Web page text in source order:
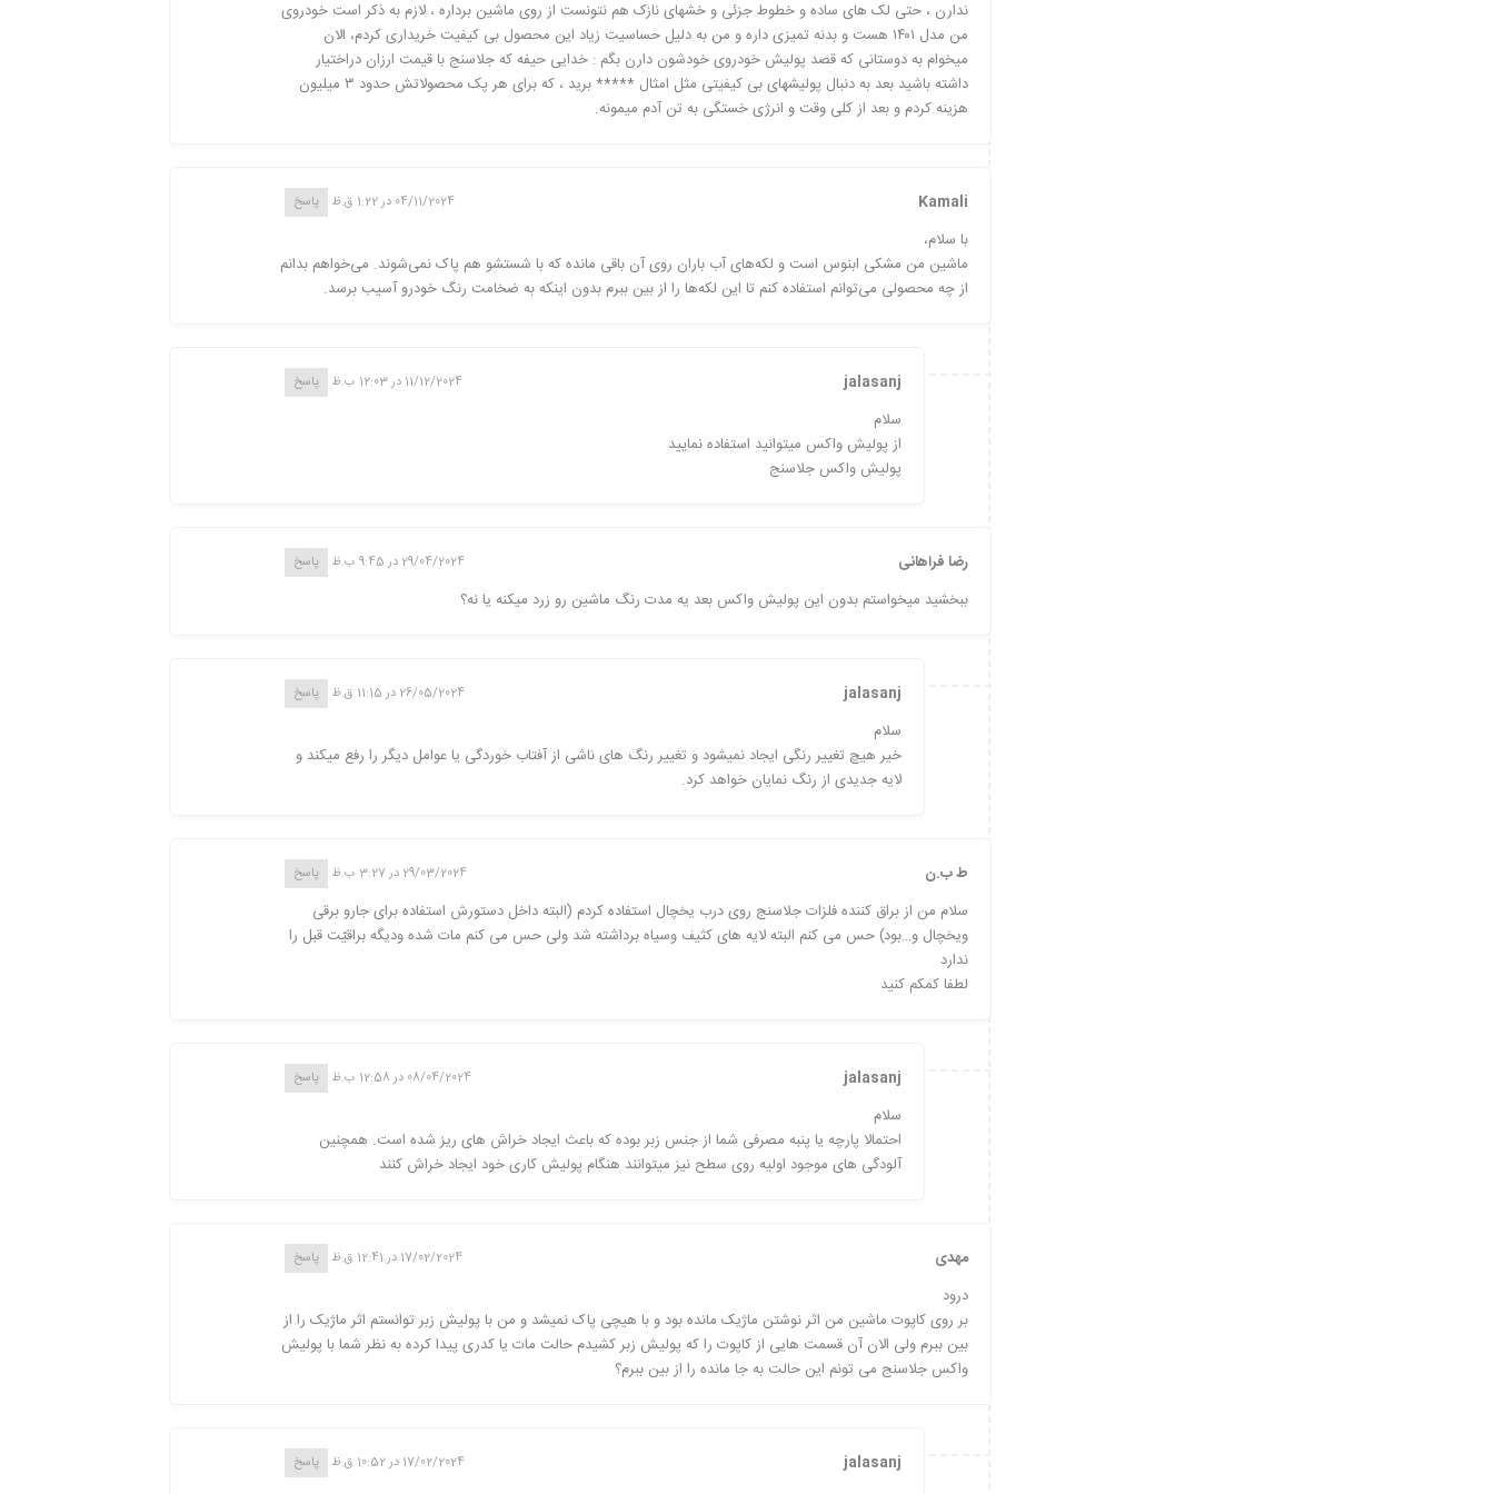
ندارن ، حتی لک های ساده و خطوط جزئی و خشهای نازک هم نتونست از روی ماشین برداره ، لازم به ذکر است خودروی
من مدل ۱۴۰۱ هست و بدنه تمیزی داره و من به دلیل حساسیت زیاد این محصول بی کیفیت خریداری کردم، الان
میخوام به دوستانی که قصد پولیش خودروی خودشون دارن بگم : خدایی حیفه که جلاسنج با قیمت ارزان دراختیار
داشته باشید بعد به دنبال پولیشهای بی کیفیتی مثل امثال ***** برید ، که برای هر پک محصولاتش حدود ۳ میلیون
هزینه کردم و بعد از کلی وقت و انرژی خستگی به تن آدم میمونه.
Kamali 04/11/2024 در 1:22 ق.ظ پاسخ
با سلام،
ماشین من مشکی ابنوس است و لکه‌های آب باران روی آن باقی مانده که با شستشو هم پاک نمی‌شوند. می‌خواهم بدانم
از چه محصولی می‌توانم استفاده کنم تا این لکه‌ها را از بین ببرم بدون اینکه به ضخامت رنگ خودرو آسیب برسد.
jalasanj 11/12/2024 در 12:03 ب.ظ پاسخ
سلام
از پولیش واکس میتوانید استفاده نمایید
پولیش واکس جلاسنج
رضا فراهانی 29/04/2024 در 9:45 ب.ظ پاسخ
ببخشید میخواستم بدون این پولیش واکس بعد یه مدت رنگ ماشین رو زرد میکنه یا نه؟
jalasanj 26/05/2024 در 11:15 ق.ظ پاسخ
سلام
خیر هیچ تغییر رنگی ایجاد نمیشود و تغییر رنگ های ناشی از آفتاب خوردگی یا عوامل دیگر را رفع میکند و
لایه جدیدی از رنگ نمایان خواهد کرد.
ط ب.ن 29/03/2024 در 3:27 ب.ظ پاسخ
سلام من از براق کننده فلزات جلاسنج روی درب یخچال استفاده کردم (البته داخل دستورش استفاده برای جارو برقی
ویخچال و…بود) حس می کنم البته لایه های کثیف وسیاه برداشته شد ولی حس می کنم مات شده ودیگه براقیّت قبل را
ندارد
لطفا کمکم کنید
jalasanj 08/04/2024 در 12:58 ب.ظ پاسخ
سلام
احتمالا پارچه یا پنبه مصرفی شما از جنس زبر بوده که باعث ایجاد خراش های ریز شده است. همچنین
آلودگی های موجود اولیه روی سطح نیز میتوانند هنگام پولیش کاری خود ایجاد خراش کنند
مهدی 17/02/2024 در 12:41 ق.ظ پاسخ
درود
بر روی کاپوت ماشین من اثر نوشتن ماژیک مانده بود و با هیچی پاک نمیشد و من با پولیش زبر توانستم اثر ماژیک را از
بین ببرم ولی الان آن قسمت هایی از کاپوت را که پولیش زبر کشیدم حالت مات یا کدری پیدا کرده به نظر شما با پولیش
واکس جلاسنج می تونم این حالت به جا مانده را از بین ببرم؟
jalasanj 17/02/2024 در 10:52 ق.ظ پاسخ